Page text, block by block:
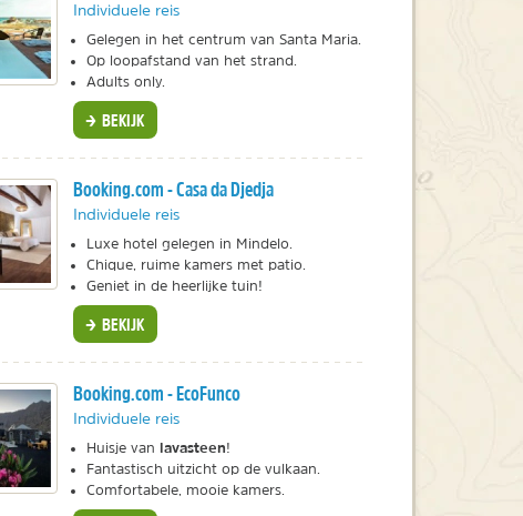
Individuele reis
Gelegen in het centrum van Santa Maria.
Op loopafstand van het strand.
Adults only.
BEKIJK
Booking.com - Casa da Djedja
Individuele reis
Luxe hotel gelegen in Mindelo.
Chique, ruime kamers met patio.
Geniet in de heerlijke tuin!
BEKIJK
Booking.com - EcoFunco
Individuele reis
Huisje van lavasteen!
Fantastisch uitzicht op de vulkaan.
Comfortabele, mooie kamers.